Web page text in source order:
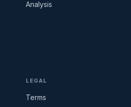
Analysis
LEGAL
Terms